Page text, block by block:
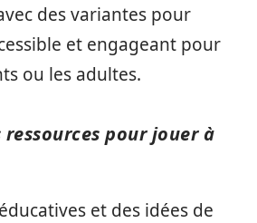
des variantes pour
et engageant pour
ou les adultes.
pour jouer à
et des idées de